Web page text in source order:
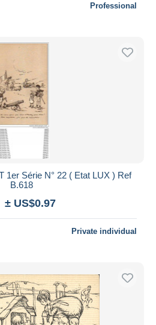
Professional
1er Série N° 22 ( Etat LUX ) Ref
B.618
± US$0.97
Private individual